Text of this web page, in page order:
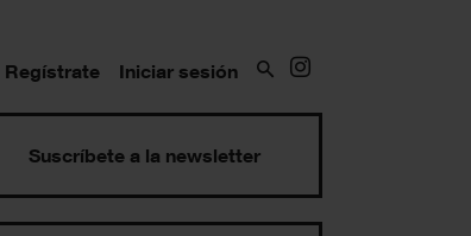
Regístrate Iniciar sesión
Suscríbete a la newsletter